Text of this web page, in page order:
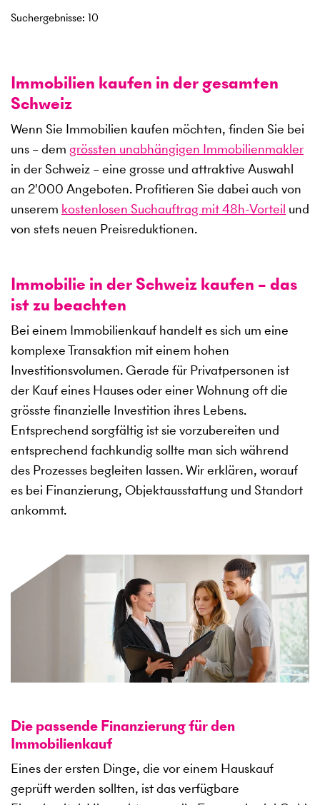
Suchergebnisse: 10
Immobilien kaufen in der gesamten
Schweiz
Wenn Sie Immobilien kaufen möchten, finden Sie bei
uns – dem grössten unabhängigen Immobilienmakler
in der Schweiz – eine grosse und attraktive Auswahl
an 2'000 Angeboten. Profitieren Sie dabei auch von
unserem kostenlosen Suchauftrag mit 48h-Vorteil und
von stets neuen Preisreduktionen.
Immobilie in der Schweiz kaufen – das
ist zu beachten
Bei einem Immobilienkauf handelt es sich um eine
komplexe Transaktion mit einem hohen
Investitionsvolumen. Gerade für Privatpersonen ist
der Kauf eines Hauses oder einer Wohnung oft die
grösste finanzielle Investition ihres Lebens.
Entsprechend sorgfältig ist sie vorzubereiten und
entsprechend fachkundig sollte man sich während
des Prozesses begleiten lassen. Wir erklären, worauf
es bei Finanzierung, Objektausstattung und Standort
ankommt.
Die passende Finanzierung für den
Immobilienkauf
Eines der ersten Dinge, die vor einem Hauskauf
geprüft werden sollten, ist das verfügbare